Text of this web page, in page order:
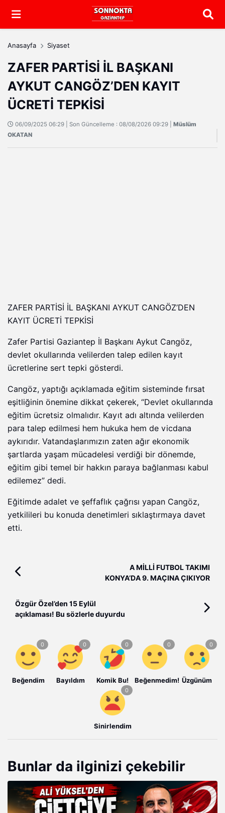
Arama
Anasayfa Siyaset
ZAFER PARTİSİ İL BAŞKANI
AYKUT CANGÖZ’DEN KAYIT
ÜCRETİ TEPKİSİ
06/09/2025 06:29 | Son Güncelleme : 08/08/2026 09:29 | Müslüm
OKATAN
ZAFER PARTİSİ İL BAŞKANI AYKUT CANGÖZ’DEN
KAYIT ÜCRETİ TEPKİSİ
Zafer Partisi Gaziantep İl Başkanı Aykut Cangöz,
devlet okullarında velilerden talep edilen kayıt
ücretlerine sert tepki gösterdi.
Cangöz, yaptığı açıklamada eğitim sisteminde fırsat
eşitliğinin önemine dikkat çekerek, “Devlet okullarında
eğitim ücretsiz olmalıdır. Kayıt adı altında velilerden
para talep edilmesi hem hukuka hem de vicdana
aykırıdır. Vatandaşlarımızın zaten ağır ekonomik
şartlarda yaşam mücadelesi verdiği bir dönemde,
eğitim gibi temel bir hakkın paraya bağlanması kabul
edilemez” dedi.
Eğitimde adalet ve şeffaflık çağrısı yapan Cangöz,
yetkilileri bu konuda denetimleri sıklaştırmaya davet
etti.
A MİLLİ FUTBOL TAKIMI
KONYA’DA 9. MAÇINA ÇIKIYOR
Özgür Özel’den 15 Eylül
açıklaması! Bu sözlerle duyurdu
Beğendim Bayıldım Komik Bu! Beğenmedim! Üzgünüm
Sinirlendim
Bunlar da ilginizi çekebilir